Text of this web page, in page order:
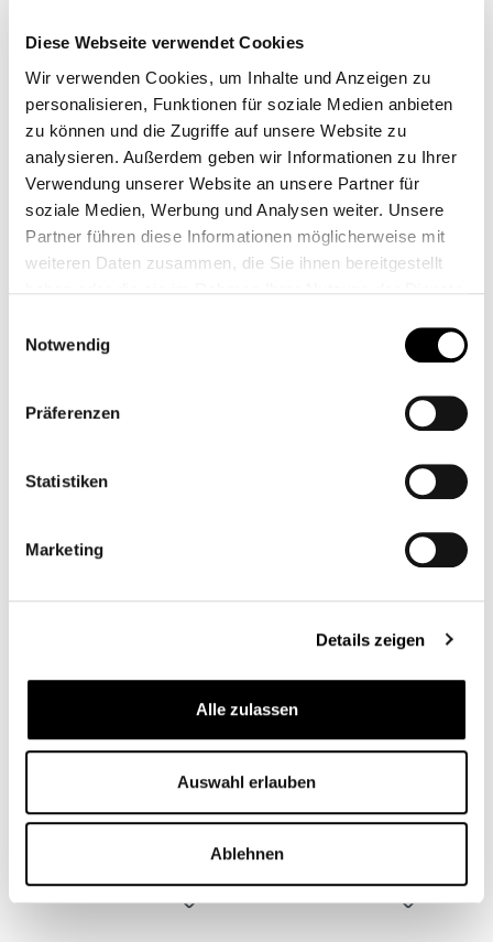
Diese Webseite verwendet Cookies
Wir verwenden Cookies, um Inhalte und Anzeigen zu
personalisieren, Funktionen für soziale Medien anbieten
zu können und die Zugriffe auf unsere Website zu
analysieren. Außerdem geben wir Informationen zu Ihrer
Verwendung unserer Website an unsere Partner für
soziale Medien, Werbung und Analysen weiter. Unsere
Partner führen diese Informationen möglicherweise mit
weiteren Daten zusammen, die Sie ihnen bereitgestellt
Notwendig
Präferenzen
Statistiken
Marketing
Details zeigen
Alle zulassen
Auswahl erlauben
Ablehnen
BORSA
PORTAUTENSILI DA
MANUBRIO IN PELLE
Da99,95 €*
BORSA IN PELLE
CB00553.1M
Da 219,00 €*
MINI ZAINO IN PELLE
BORSA AGGIUNTIVA
75,00 €*